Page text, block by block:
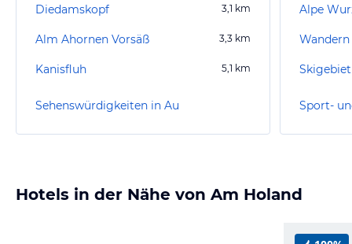
Diedamskopf 3,1 km
Alm Ahornen Vorsäß 3,3 km
Kanisfluh 5,1 km
Sehenswürdigkeiten in Au
Alpe
Sport-
Hotels in der Nähe von Am Holand